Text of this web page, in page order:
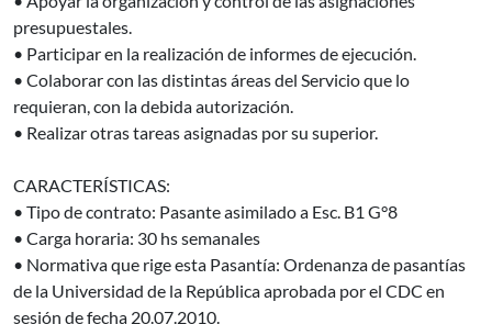
presupuestales.
• Participar en la realización de informes de ejecución.
• Colaborar con las distintas áreas del Servicio que lo
requieran, con la debida autorización.
• Realizar otras tareas asignadas por su superior.
CARACTERÍSTICAS:
• Tipo de contrato: Pasante asimilado a Esc. B1 G°8
• Carga horaria: 30 hs semanales
• Normativa que rige esta Pasantía: Ordenanza de pasantías
de la Universidad de la República aprobada por el CDC en
sesión de fecha 20.07.2010.